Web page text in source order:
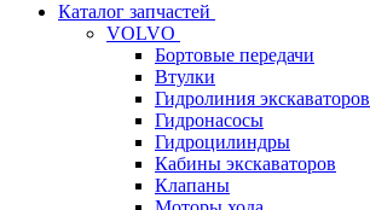
Каталог запчастей
VOLVO
Бортовые передачи
Втулки
Гидролиния экскаваторов
Гидронасосы
Гидроцилиндры
Кабины экскаваторов
Клапаны